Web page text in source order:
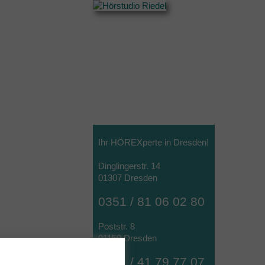
Ihr HÖREXperte in Dresden!
Dinglingerstr. 14
01307 Dresden
0351 / 81 06 02 80
Poststr. 8
01159 Dresden
0351 / 41 79 77 07